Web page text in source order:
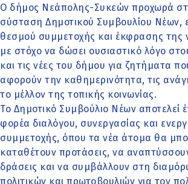
Ο δήμος Νεάπολης-Συκεών προχωρά
σύσταση Δημοτικού Συμβουλίου Νέων,
θεσμού συμμετοχής και έκφρασης της
με στόχο να δώσει ουσιαστικό λόγο
και τις νέες του δήμου για ζητήματα
αφορούν την καθημερινότητα, τις
το μέλλον της τοπικής κοινωνίας.
Το Δημοτικό Συμβούλιο Νέων αποτελεί
φορέα διαλόγου, συνεργασίας και
συμμετοχής, όπου τα νέα άτομα θα
καταθέτουν προτάσεις, να
δράσεις και να συμβάλλουν στη
πολιτικών και πρωτοβουλιών για τον